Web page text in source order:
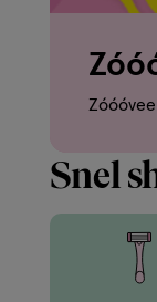
Van
Snel